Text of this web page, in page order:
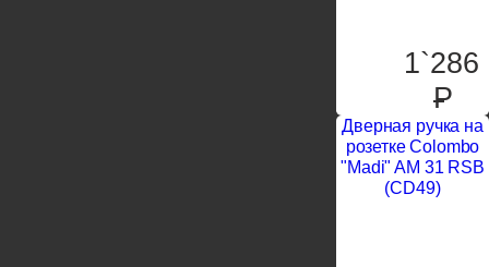
1`286
P
Дверная ручка на
розетке Colombo
"Madi" AM 31 RSB
(CD49)